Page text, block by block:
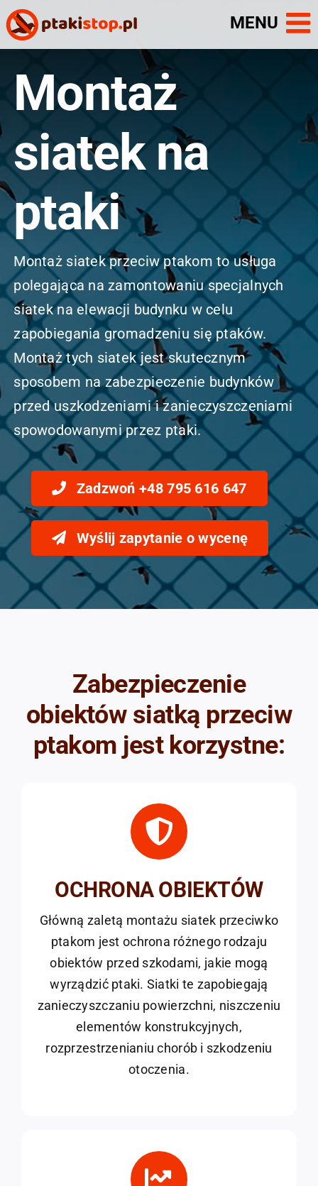
Skip
to
content
Montaż
siatek na
ptaki
Montaż siatek przeciw ptakom to usługa
polegająca na zamontowaniu specjalnych
siatek na elewacji budynku w celu
zapobiegania gromadzeniu się ptaków.
Montaż tych siatek jest skutecznym
sposobem na zabezpieczenie budynków
przed uszkodzeniami i zanieczyszczeniami
spowodowanymi przez ptaki.
Zadzwoń +48 795 616 647
Wyślij zapytanie o wycenę
Zabezpieczenie
obiektów siatką przeciw
ptakom jest korzystne:
OCHRONA OBIEKTÓW
Główną zaletą montażu siatek przeciwko
ptakom jest ochrona różnego rodzaju
obiektów przed szkodami, jakie mogą
wyrządzić ptaki. Siatki te zapobiegają
zanieczyszczaniu powierzchni, niszczeniu
elementów konstrukcyjnych,
rozprzestrzenianiu chorób i szkodzeniu
otoczenia.